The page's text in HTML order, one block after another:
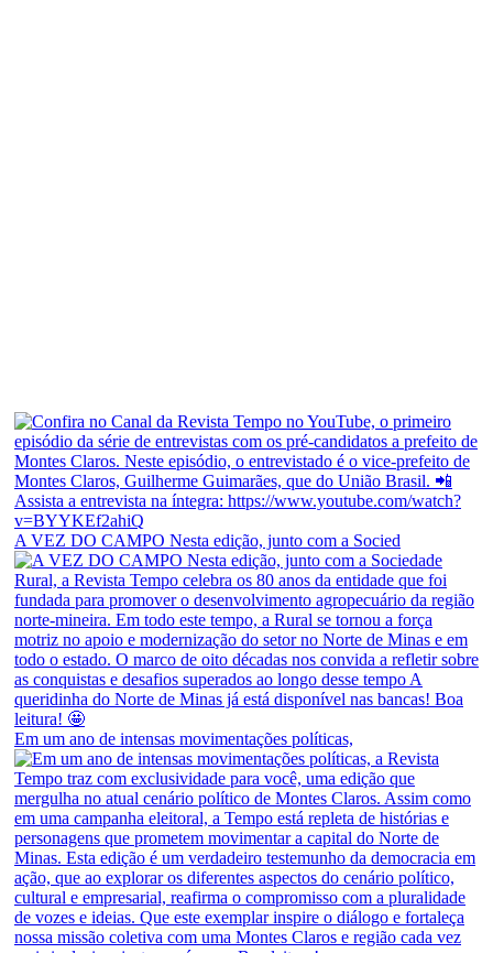
A VEZ DO CAMPO Nesta edição, junto com a Socied
Em um ano de intensas movimentações políticas,